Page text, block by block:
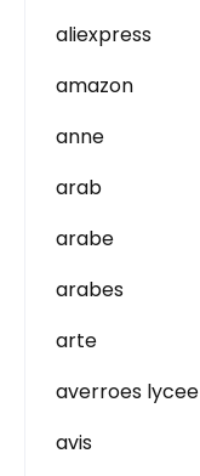
aliexpress
amazon
anne
arab
arabe
arabes
arte
averroes lycee
avis